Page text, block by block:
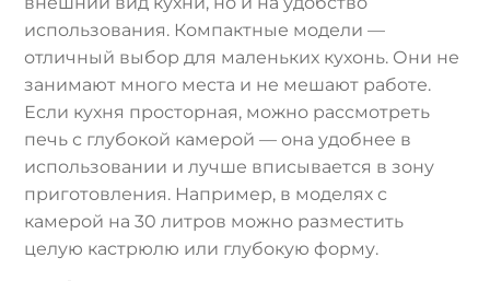
использования. Компактные модели —
отличный выбор для маленьких кухонь. Они не
занимают много места и не мешают работе.
Если кухня просторная, можно рассмотреть
печь с глубокой камерой — она удобнее в
использовании и лучше вписывается в зону
приготовления. Например, в моделях с
камерой на 30 литров можно разместить
целую кастрюлю или глубокую форму.